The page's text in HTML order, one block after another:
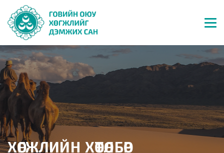
ХӨГЖЛИЙН ХӨТӨЛБӨР